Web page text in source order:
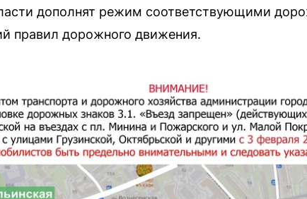
дополнят режим соответствующими
правил дорожного движения.